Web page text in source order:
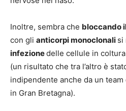
Inoltre, sembra che bloccando
con gli anticorpi monoclonali si
infezionedelle cellule in
(un risultato che tra l’altro è
indipendente anche da un
in Gran Bretagna).